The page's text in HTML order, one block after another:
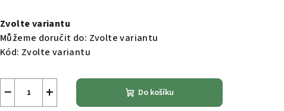
cena:
Zvolte variantu
Můžeme doručit do: Zvolte variantu
Kód: Zvolte variantu
+
− Do košíku